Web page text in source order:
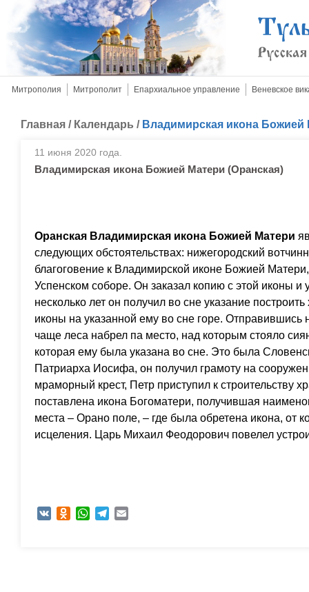
Митрополия Митрополит Епархиальное управление Веневское
Главная / Календарь / Владимирская икона Божией
11 июня 2020 года.
Владимирская икона Божией Матери (Оранская)
Оранская Владимирская икона Божией Матери
следующих обстоятельствах: нижегородский
благоговение к Владимирской иконе Божией
Успенском соборе. Он заказал копию с этой иконы и
несколько лет он получил во сне указание
иконы на указанной ему во сне горе. Отправившись
чаще леса набрел па место, над которым стояло
которая ему была указана во сне. Это была
Патриарха Иосифа, он получил грамоту на
мраморный крест, Петр приступил к строительству
поставлена икона Богоматери, получившая
места – Орано поле, – где была обретена икона, от
исцеления. Царь Михаил Феодорович повелел
VK Odnoklassniki
WhatsAppTelegram